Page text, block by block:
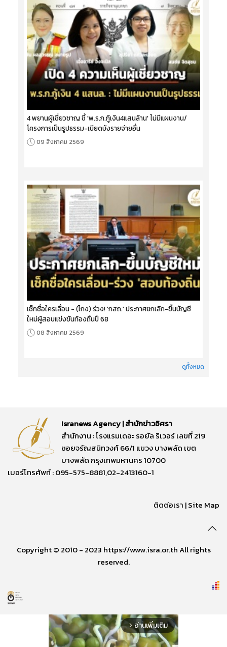
4 พยานผู้เชี่ยวชาญ ชี้ 'พ.ร.ก.กู้เงิน4แสนล้าน' ไม่มีแผนงาน/
โครงการเป็นรูปธรรม-เบียดบังรายจ่ายอื่น
09 สิงหาคม 2569
เช็กชื่อใครเลื่อน - (โกง) ร่วง! 'กสถ.' ประกาศยกเลิก-ขึ้นบัญชี
ใหม่ผู้สอบแข่งขันท้องถิ่นปี 68
08 สิงหาคม 2569
ดูทั้งหมด
Isranews Agency | สำนักข่าวอิศรา
สำนักงาน : โรงแรมเดอะ รอยัล ริเวอร์ เลขที่ 219
ซอยจรัญสนิทวงศ์ 66/1 แขวง บางพลัด เขต
บางพลัด กรุงเทพมหานคร 10700
เบอร์โทรศัพท์ : 095-575-8881,02-2413160-1
ติดต่อเรา |Site Map
Copyright © 2010 - 2023 https://www.isra.or.th All rights
reserved.
arrow_forward_ios อ่านเพิ่มเติม